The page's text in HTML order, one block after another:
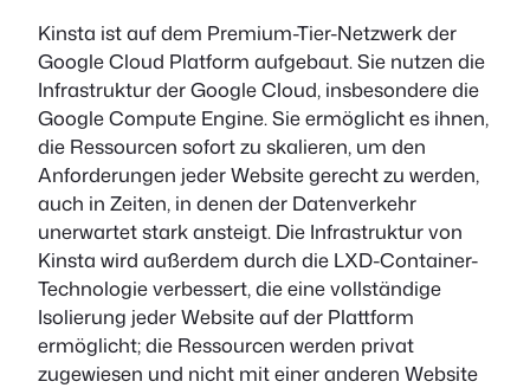
Kinsta ist auf dem Premium-Tier-Netzwerk der
Google Cloud Platform aufgebaut. Sie nutzen die
Infrastruktur der Google Cloud, insbesondere die
Google Compute Engine. Sie ermöglicht es ihnen,
die Ressourcen sofort zu skalieren, um den
Anforderungen jeder Website gerecht zu werden,
auch in Zeiten, in denen der Datenverkehr
unerwartet stark ansteigt. Die Infrastruktur von
Kinsta wird außerdem durch die LXD-Container-
Technologie verbessert, die eine vollständige
Isolierung jeder Website auf der Plattform
ermöglicht; die Ressourcen werden privat
zugewiesen und nicht mit einer anderen Website